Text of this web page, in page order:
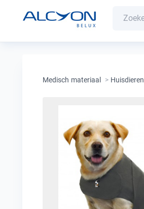
Medisch materiaal > Huisdieren